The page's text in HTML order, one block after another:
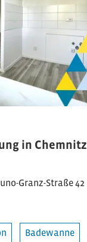
in Chemnitz
Granz-Straße 42
Badewanne